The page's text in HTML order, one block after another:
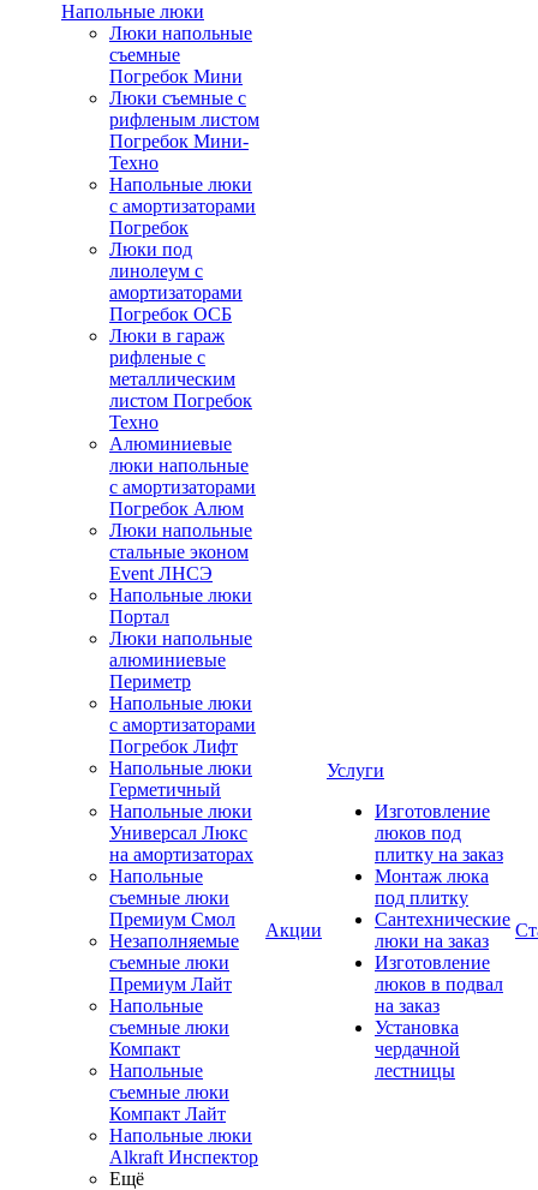
Напольные люки
Люки напольные
съемные
Погребок Мини
Люки съемные с
рифленым листом
Погребок Мини-
Техно
Напольные люки
с амортизаторами
Погребок
Люки под
линолеум с
амортизаторами
Погребок ОСБ
Люки в гараж
рифленые с
металлическим
листом Погребок
Техно
Алюминиевые
люки напольные
с амортизаторами
Погребок Алюм
Люки напольные
стальные эконом
Event ЛНСЭ
Напольные люки
Портал
Люки напольные
алюминиевые
Периметр
Напольные люки
с амортизаторами
Погребок Лифт
Напольные люки
Герметичный
Напольные люки
Универсал Люкс
на амортизаторах
Напольные
съемные люки
Премиум Смол
Незаполняемые
съемные люки
Премиум Лайт
Напольные
съемные люки
Компакт
Напольные
съемные люки
Компакт Лайт
Напольные люки
Alkraft Инспектор
Ещё
Акции
Услуги
Изготовление
люков под
плитку на заказ
Монтаж люка
под плитку
Сантехнические
люки на заказ
Изготовление
люков в подвал
на заказ
Установка
чердачной
лестницы